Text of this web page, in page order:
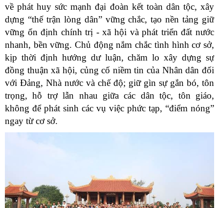
về phát huy sức mạnh đại đoàn kết toàn dân tộc, xây
dựng “thế trận lòng dân” vững chắc, tạo nền tảng giữ
vững ổn định chính trị - xã hội và phát triển đất nước
nhanh, bền vững. Chủ động nắm chắc tình hình cơ sở,
kịp thời định hướng dư luận, chăm lo xây dựng sự
đồng thuận xã hội, củng cố niềm tin của Nhân dân đối
với Đảng, Nhà nước và chế độ; giữ gìn sự gắn bó, tôn
trọng, hỗ trợ lẫn nhau giữa các dân tộc, tôn giáo,
không để phát sinh các vụ việc phức tạp, “điểm nóng”
ngay từ cơ sở.